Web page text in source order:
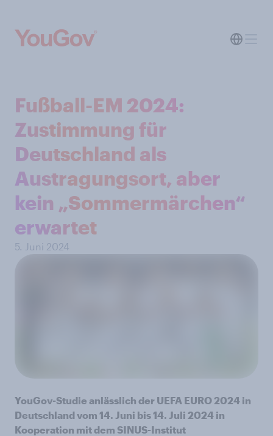
Fußball-EM 2024:
Zustimmung für
Deutschland als
Austragungsort, aber
kein „Sommermärchen“
erwartet
5. Juni 2024
YouGov-Studie anlässlich der UEFA EURO 2024 in
Deutschland vom 14. Juni bis 14. Juli 2024 in
Kooperation mit dem SINUS-Institut